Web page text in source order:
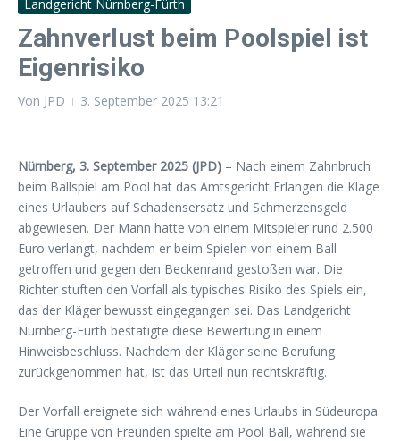
Landgericht Nürnberg-Fürth
Zahnverlust beim Poolspiel ist
Eigenrisiko
Von JPD 3. September 2025 13:21
Nürnberg, 3. September 2025 (JPD) – Nach einem Zahnbruch
beim Ballspiel am Pool hat das Amtsgericht Erlangen die Klage
eines Urlaubers auf Schadensersatz und Schmerzensgeld
abgewiesen. Der Mann hatte von einem Mitspieler rund 2.500
Euro verlangt, nachdem er beim Spielen von einem Ball
getroffen und gegen den Beckenrand gestoßen war. Die
Richter stuften den Vorfall als typisches Risiko des Spiels ein,
das der Kläger bewusst eingegangen sei. Das Landgericht
Nürnberg-Fürth bestätigte diese Bewertung in einem
Hinweisbeschluss. Nachdem der Kläger seine Berufung
zurückgenommen hat, ist das Urteil nun rechtskräftig.
Der Vorfall ereignete sich während eines Urlaubs in Südeuropa.
Eine Gruppe von Freunden spielte am Pool Ball, während sie